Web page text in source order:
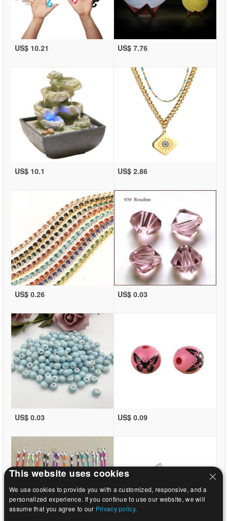
US$ 10.21 US$ 7.76
US$ 10.1 US$ 2.86
US$ 0.26 US$ 0.03
US$ 0.03 US$ 0.09
This website uses cookies
We use cookies to provide you with a customized, responsive, and a
personalized experience. If you continue to use our website, we will
assume that you agree to our Privacy policy.